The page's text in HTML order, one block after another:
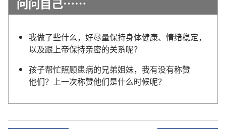
我做了些什么， 好尽量保持身体健康、 情绪稳定，
以及跟上帝保持亲密的关系呢？
孩子帮忙照顾患病的兄弟姐妹， 我有没有称赞
他们？ 上一次称赞他们是什么时候呢？